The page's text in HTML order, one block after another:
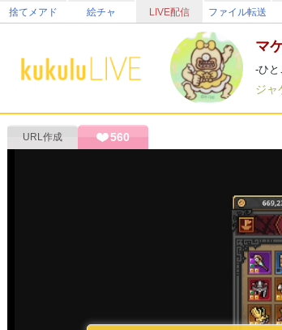
捨てメアド 絵チャ LIVE配信 ファイル転送
マ
ジャ
URL作成 560